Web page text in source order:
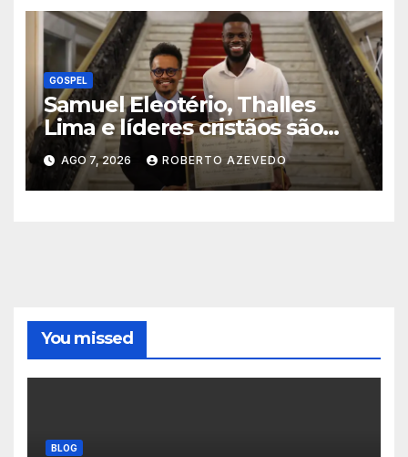
GOSPEL
Samuel Eleotério, Thalles
Lima e líderes cristãos são
homenageados na Câmara
Municipal do Rio de Janeiro
AGO 7, 2026 ROBERTO AZEVEDO
You missed
BLOG